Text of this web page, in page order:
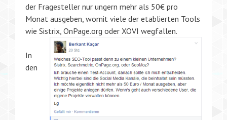
der Fragesteller nur ungern mehr als 50€ pro
Monat ausgeben, womit viele der etablierten Tools
wie Sistrix, OnPage.org oder XOVI wegfallen.
In
den